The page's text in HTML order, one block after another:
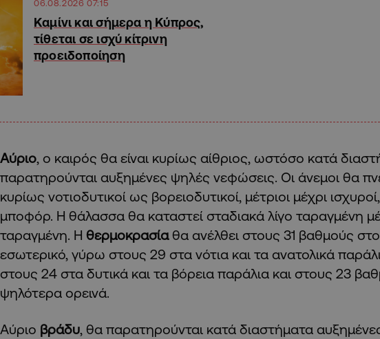
06.08.2026 07:15
Καμίνι και σήμερα η Κύπρος,
τίθεται σε ισχύ κίτρινη
προειδοποίηση
Αύριο, ο καιρός θα είναι κυρίως αίθριος, ωστόσο κατά
παρατηρούνται αυξημένες ψηλές νεφώσεις. Οι άνεμοι θα
κυρίως νοτιοδυτικοί ως βορειοδυτικοί, μέτριοι μέχρι
μποφόρ. Η θάλασσα θα καταστεί σταδιακά λίγο ταραγμένη
ταραγμένη. Η θερμοκρασίαθα ανέλθει στους 31 βαθμούς στο
εσωτερικό, γύρω στους 29 στα νότια και τα ανατολικά
στους 24 στα δυτικά και τα βόρεια παράλια και στους 23
ψηλότερα ορεινά.
Αύριο βράδυ, θα παρατηρούνται κατά διαστήματα